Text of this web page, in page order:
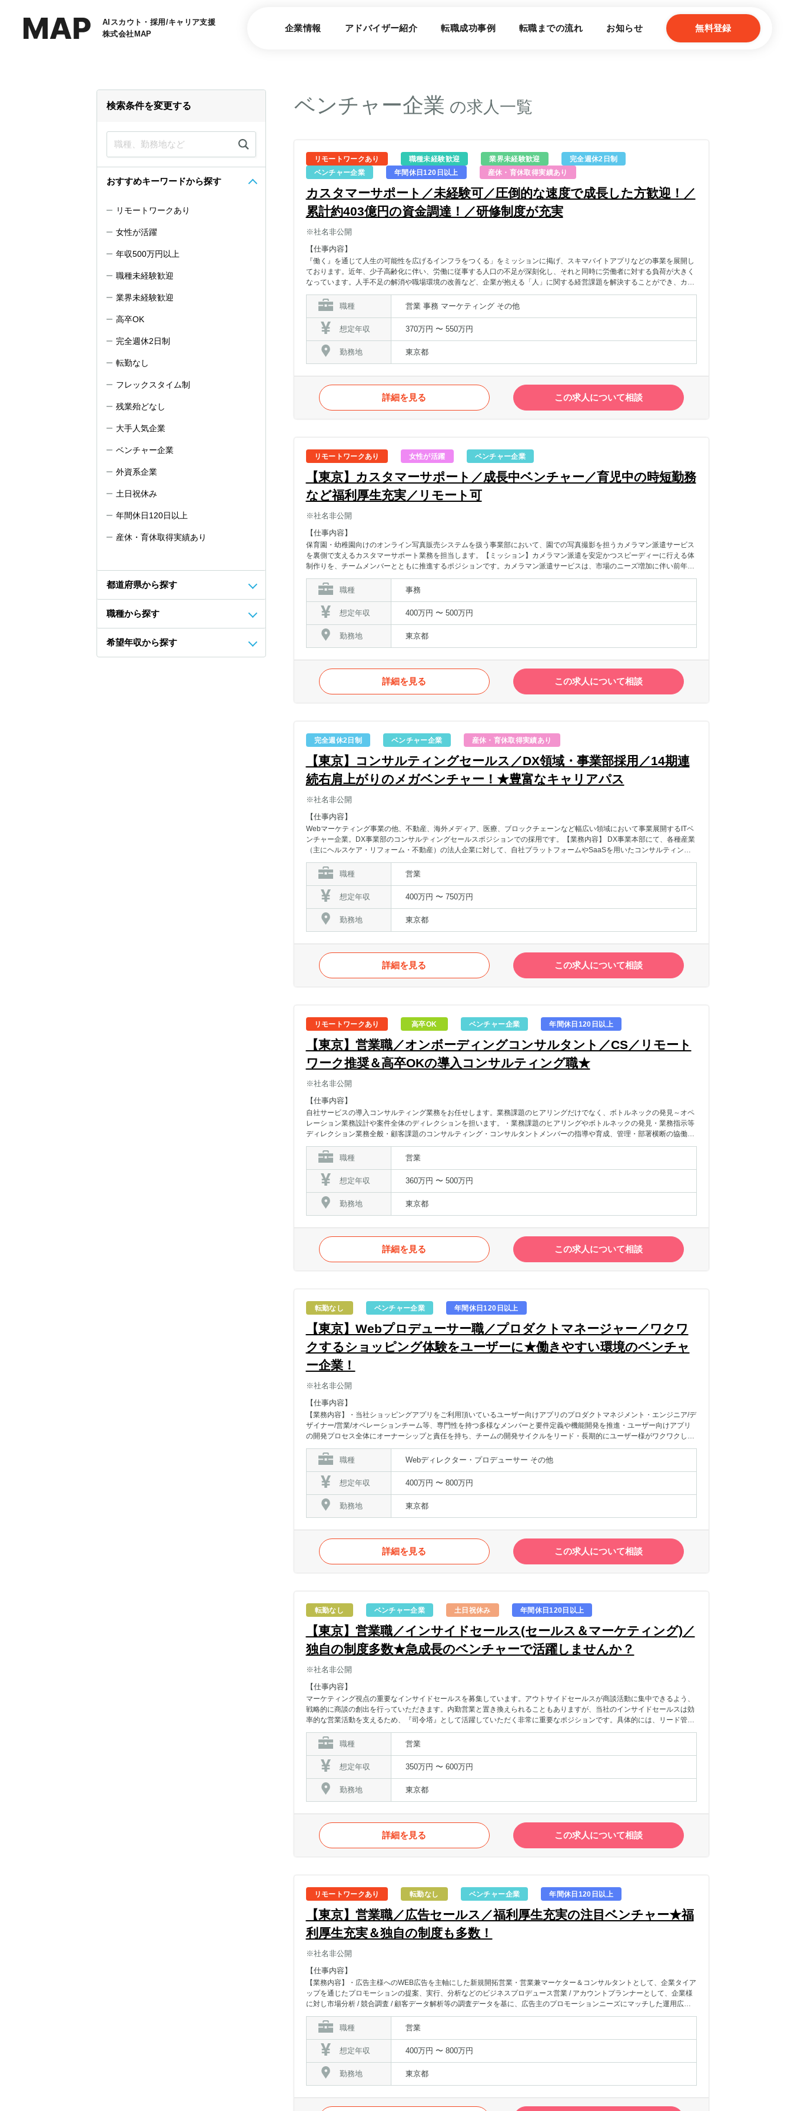
AIスカウト・採用/キャリア支援
株式会社MAP
企業情報 アドバイザー紹介 転職成功事例 転職までの流れ お知らせ 無料登録
ベンチャー企業 の求人一覧
リモートワークあり 職種未経験歓迎 業界未経験歓迎
完全週休2日制
ベンチャー企業
年間休日120日以上 産休・育休取得実績あり
カスタマーサポート／未経験可／圧倒的な速度で成長した方歓迎！／
累計約403億円の資金調達！／研修制度が充実
※社名非公開
【仕事内容】
『働く』を通じて人生の可能性を広げるインフラをつくる」をミッションに掲げ、スキマバイトアプリなどの事業を展開し
ております。近年、少子高齢化に伴い、労働に従事する人口の不足が深刻化し、それと同時に労働者に対する負荷が大きく
なっています。人手不足の解消や職場環境の改善など、企業が抱える「人」に関する経営課題を解決することができ、カス
タマーサポート視点で事業成長に関わることができます。・To B（クライアント）/To C（ワーカー）の問い合わせ対応（電
話/メール）・オペレーションコントロール・メンバーの業務均等化・メンバーのアサイン対応等・お問合せの二次/三次対
変えることができる└ 従来のアルバイトや派遣業界が40年間抱えていた課題を解決し、「好きなことをする時間に合わせて
働く」世界を作ることができます。■「人」にまつわる企業の経営課題を解決できる└ クライアント企業に使いこなしてい
ただくことで、人手不足の解消、職場環境の改善に貢献することができます。働いた職場と働き手がマッチすればそのまま
無料で長期雇用に切り替えられるため、採用工数・コストの削減、ミスマッチの防止、離職率低下に貢献できます。■信用
性に付随するデータが蓄積されていきます。信用度が高くなった働き手の報酬が上がる、給料の前払いという形で少額融資
を行うなどの仕組みを考えており、積極的な労働者が評価される経済圏の構築を目指します。■スタートアップ企業が急成
長していく貴重なフェーズを経験できる└ 累計約403億円を調達、2020年9月にはコロナ禍でも資金調達を実施している急
成長中のスタートアップで、事業拡大や組織づくりにダイレクトに関わることができます。事業計画・全部署の詳細な状況
職種 営業 事務 マーケティング その他
想定年収 370万円 〜 550万円
勤務地 東京都
詳細を見る この求人について相談
リモートワークあり 女性が活躍 ベンチャー企業
【東京】カスタマーサポート／成長中ベンチャー／育児中の時短勤務
など福利厚生充実／リモート可
※社名非公開
【仕事内容】
保育園・幼稚園向けのオンライン写真販売システムを扱う事業部において、園での写真撮影を担うカメラマン派遣サービス
を裏側で支えるカスタマーサポート業務を担当します。【ミッション】カメラマン派遣を安定かつスピーディーに行える体
制作りを、チームメンバーとともに推進するポジションです。カメラマン派遣サービスは、市場のニーズ増加に伴い前年比
180％超えの成長を遂げており、サービス導入園からの期待も非常に大きいサービスです。事業成長に向けて、写真撮影ニ
ーズを取りこぼさず、カメラマンのリソースを安定確保し園へ供給すること、また園への依頼促進を行うことにより、事業
遣を行う工程から、写真撮影後の後工程まで一貫したサポート業務を担当します。①カメラマンの手配・専用のシステムに
登録されているカメラマンへ、撮影を依頼します。・基本的には月300件程度、繁忙期は月500~800件となります。・状況
に応じて、カメラマン登録を増やすための リクルート業務も発生する可能性がございます。（クラウドソーシングサイト
や、カメラマンのHP、インスタグラムへのお声掛け等）②園へのカメラマン手配調整、カメラマンとのやり取り・調整業
行います。③撮影後の写真アップロード業務・カメラマンより納品された写真を専用システム上にアップロードを行いま
す。【必須要件】・高卒以上・電話対応やビジネスメール対応を日常的に行ってきた方・マルチタスクを日常的にこなして
きた方・業務において、インターネットサービスを日々扱ってきた方・顧客 / パートナー企業など、社外との折衝経験【歓
迎経験】・人材業界のコーディネーター経験・保育園 / 幼稚園業界での業務経験・カメラマンと協働した業務経験・自社運
職種 事務
想定年収 400万円 〜 500万円
勤務地 東京都
詳細を見る この求人について相談
完全週休2日制 ベンチャー企業 産休・育休取得実績あり
【東京】コンサルティングセールス／DX領域・事業部採用／14期連
続右肩上がりのメガベンチャー！★豊富なキャリアパス
※社名非公開
【仕事内容】
Webマーケティング事業の他、不動産、海外メディア、医療、ブロックチェーンなど幅広い領域において事業展開するITベ
ンチャー企業。DX事業部のコンサルティングセールスポジションでの採用です。【業務内容】 DX事業本部にて、各種産業
（主にヘルスケア・リフォーム・不動産）の法人企業に対して、自社プラットフォームやSaaSを用いたコンサルティング
セールスを担います。 並行して新規事業も開発中のため、入社当初より新規事業を担当する可能性もあり。既存サービスに
おいては、インサイドセールス・フィールドセールス・カスタマーサクセスと専門特化した部隊で、クライアントへのコン
ズによって多様な関わり方があり得るポジションです。■具体的には ・ 自社プラットフォームやSaaSプロダクトの新規導
入をフックとした、クライアントのマーケティング戦略、コンサルティング、経営戦略コンサルティング。 ・ セールス活
動で得た情報をもとに、新規事業、新規機能の企画・立案、加えて同プロジェクトのプロジェクトマネジメント。 ■導入
サービス事例：自社プラットフォーム、AI査定、SFA、CRM等のSaaSプロダクト、マーケティング、インサイドセールス
します【キャリアパス】全キャリアパスとも、既存社員の昇進／昇格／異動実績あり▽スペシャリティ系 ・セールスリー
ダー→セールスMGR→セールス部門統括部長▽組織開発系 ・セールスリーダー/MGR→組織開発（HR）系MGR▽ゼネラ
ル系 ・セールスリーダー/MGR→新規/既存事業責任者 ・セールス→マーケティング担当→マーケティング責任者 ・
セールスリーダー/MGR→全社経営企画▽事業本部異動 ・セールスリーダー→MI（デジタルマーケ）事業への異動など、
職種 営業
想定年収 400万円 〜 750万円
勤務地 東京都
詳細を見る この求人について相談
リモートワークあり 高卒OK ベンチャー企業 年間休日120日以上
【東京】営業職／オンボーディングコンサルタント／CS／リモート
ワーク推奨＆高卒OKの導入コンサルティング職★
※社名非公開
【仕事内容】
自社サービスの導入コンサルティング業務をお任せします。業務課題のヒアリングだけでなく、ボトルネックの発見～オペ
レーション業務設計や案件全体のディレクションを担います。・業務課題のヒアリングやボトルネックの発見・業務指示等
ディレクション業務全般・顧客課題のコンサルティング・コンサルタントメンバーの指導や育成、管理・部署横断の協働企
画、社内の業務改革や効率化の実現
職種 営業
想定年収 360万円 〜 500万円
勤務地 東京都
詳細を見る この求人について相談
転勤なし ベンチャー企業 年間休日120日以上
【東京】Webプロデューサー職／プロダクトマネージャー／ワクワ
クするショッピング体験をユーザーに★働きやすい環境のベンチャ
ー企業！
※社名非公開
【仕事内容】
【業務内容】・当社ショッピングアプリをご利用頂いているユーザー向けアプリのプロダクトマネジメント・エンジニア/デ
ザイナー/営業/オペレーションチーム等、専門性を持つ多様なメンバーと要件定義や機能開発を推進・ユーザー向けアプリ
の開発プロセス全体にオーナーシップと責任を持ち、チームの開発サイクルをリード・長期的にユーザー様がワクワクし、
使いやすく、使いたくなるようなアプリを実現【業務詳細】・事業者/営業/社内オペレーションの抱えている課題整理・課
題解決に向けて、事業者向け管理画面で実現する企画立案と要件定義・PRDや仕様書作成・更新・開発スコープ・進捗管
職種 Webディレクター・プロデューサー その他
想定年収 400万円 〜 800万円
勤務地 東京都
詳細を見る この求人について相談
転勤なし ベンチャー企業 土日祝休み 年間休日120日以上
【東京】営業職／インサイドセールス(セールス＆マーケティング)／
独自の制度多数★急成長のベンチャーで活躍しませんか？
※社名非公開
【仕事内容】
マーケティング視点の重要なインサイドセールスを募集しています。アウトサイドセールスが商談活動に集中できるよう、
戦略的に商談の創出を行っていただきます。内勤営業と置き換えられることもありますが、当社のインサイドセールスは効
率的な営業活動を支えるため、『司令塔』として活躍していただく非常に重要なポジションです。具体的には、リード管理
から営業管理まで携わり、事業を推進していただきます。セールスフローの先端であり、成果も見えやすいためPDCAを回
し売上貢献をしていきたい方、お待ちしております！【具体的な仕事内容】・マーケティング活動により獲得したリードに
チャリング・定期的なメルマガの企画、配信・リード獲得施策の企画、実施
職種 営業
想定年収 350万円 〜 600万円
勤務地 東京都
詳細を見る この求人について相談
リモートワークあり 転勤なし ベンチャー企業 年間休日120日以上
【東京】営業職／広告セールス／福利厚生充実の注目ベンチャー★福
利厚生充実＆独自の制度も多数！
※社名非公開
【仕事内容】
【業務内容】・広告主様へのWEB広告を主軸にした新規開拓営業・営業兼マーケター＆コンサルタントとして、企業タイア
ップを通じたプロモーションの提案、実行、分析などのビジネスプロデュース営業 / アカウントプランナーとして、企業様
に対し市場分析 / 競合調査 / 顧客データ解析等の調査データを基に、広告主のプロモーションニーズにマッチした運用広告
の仮設立案や提案、設定、管理画面を通じた運用を行い、企画提案を行って頂きます。分析などを用いて課題発見をしてい
ただき、仮設提案のためにPowerPointでの資料の作成や、Excel・スプレッドシートで広告効果のレポート作成を行いなが
われるので、一部の領域にしか携われなかった業界経験者もスキルアップできる環境です。
職種 営業
想定年収 400万円 〜 800万円
勤務地 東京都
検索条件を変更する
おすすめキーワードから探す
リモートワークあり
女性が活躍
年収500万円以上
職種未経験歓迎
業界未経験歓迎
高卒OK
完全週休2日制
転勤なし
フレックスタイム制
残業殆どなし
大手人気企業
ベンチャー企業
外資系企業
土日祝休み
年間休日120日以上
産休・育休取得実績あり
都道府県から探す
職種から探す
希望年収から探す